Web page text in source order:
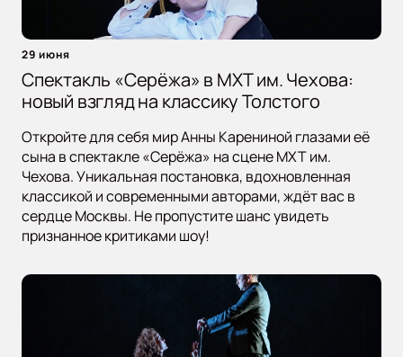
29 июня
Спектакль «Серёжа» в МХТ им. Чехова:
новый взгляд на классику Толстого
Откройте для себя мир Анны Карениной глазами её
сына в спектакле «Серёжа» на сцене МХТ им.
Чехова. Уникальная постановка, вдохновленная
классикой и современными авторами, ждёт вас в
сердце Москвы. Не пропустите шанс увидеть
признанное критиками шоу!